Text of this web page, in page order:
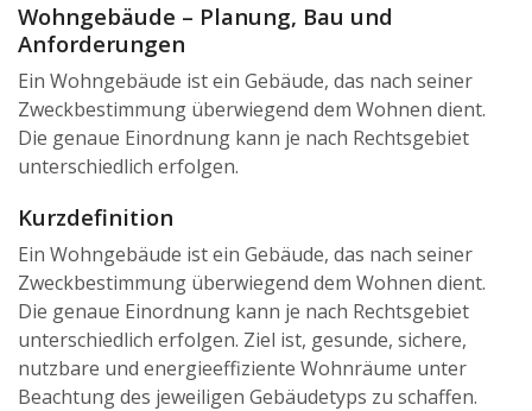
Wohngebäude – Planung, Bau und
Anforderungen
Ein Wohngebäude ist ein Gebäude, das nach seiner
Zweckbestimmung überwiegend dem Wohnen dient.
Die genaue Einordnung kann je nach Rechtsgebiet
unterschiedlich erfolgen.
Kurzdefinition
Ein Wohngebäude ist ein Gebäude, das nach seiner
Zweckbestimmung überwiegend dem Wohnen dient.
Die genaue Einordnung kann je nach Rechtsgebiet
unterschiedlich erfolgen. Ziel ist, gesunde, sichere,
nutzbare und energieeffiziente Wohnräume unter
Beachtung des jeweiligen Gebäudetyps zu schaffen.